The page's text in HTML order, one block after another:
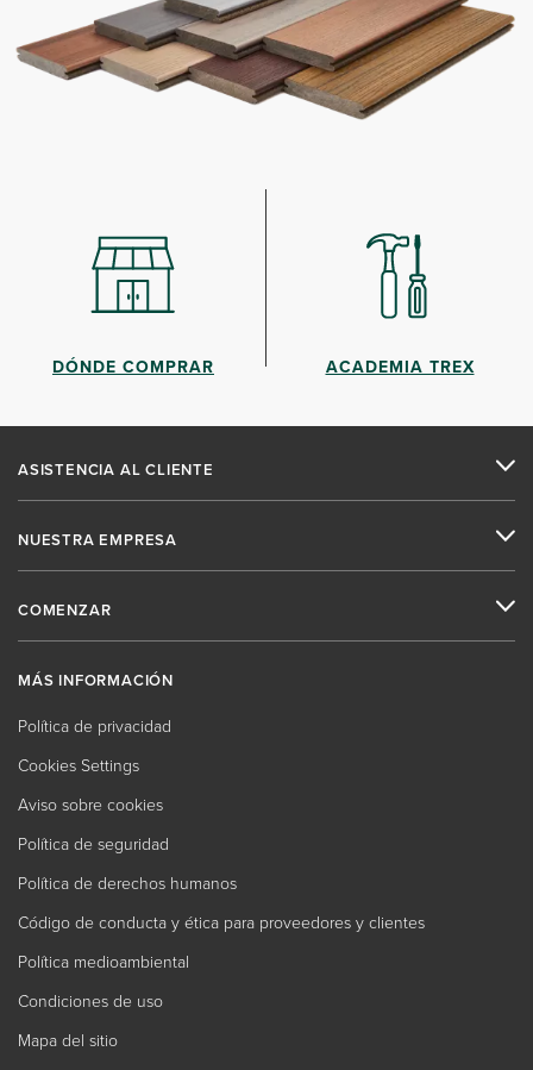
DÓNDE COMPRAR ACADEMIA TREX
ASISTENCIA AL CLIENTE
NUESTRA EMPRESA
COMENZAR
MÁS INFORMACIÓN
Política de privacidad
Cookies Settings
Aviso sobre cookies
Política de seguridad
Política de derechos humanos
Código de conducta y ética para proveedores y clientes
Política medioambiental
Condiciones de uso
Mapa del sitio